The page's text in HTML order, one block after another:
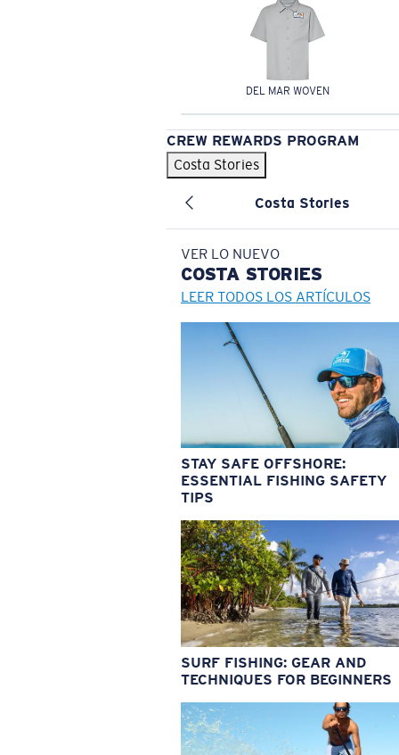
DEL MAR WOVEN
CREW REWARDS PROGRAM
Costa Stories
Costa Stories
VER LO NUEVO
COSTA STORIES
LEER TODOS LOS ARTÍCULOS
STAY SAFE OFFSHORE:
ESSENTIAL FISHING SAFETY
TIPS
SURF FISHING: GEAR AND
TECHNIQUES FOR BEGINNERS